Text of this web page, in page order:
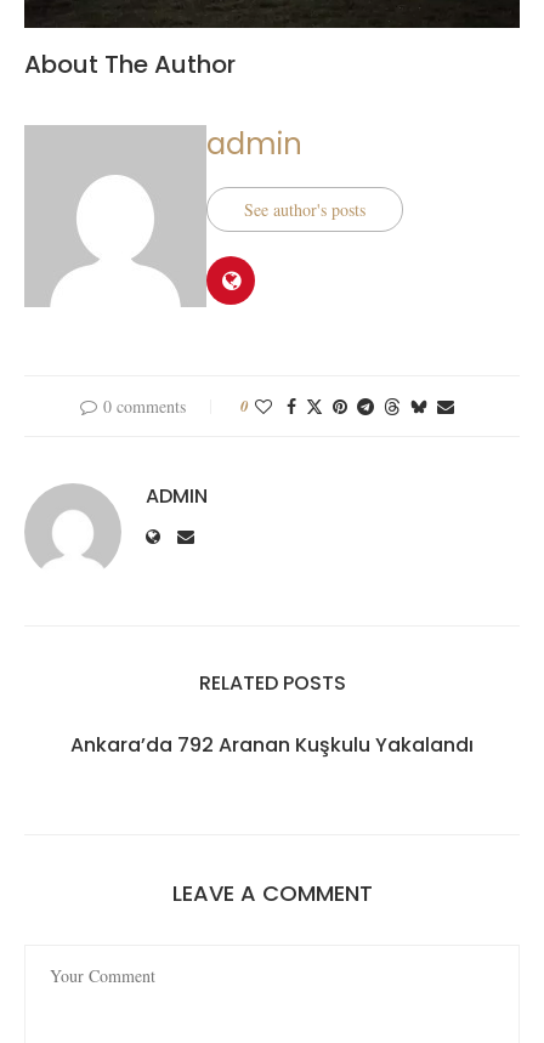
About The Author
admin
See author's posts
0 comments 0
ADMIN
RELATED POSTS
Ankara’da 792 Aranan Kuşkulu Yakalandı
LEAVE A COMMENT